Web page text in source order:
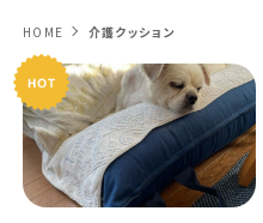
HOME 介護クッション